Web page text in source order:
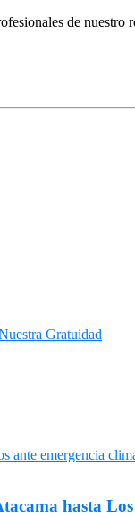
de
Gratuidad
hasta